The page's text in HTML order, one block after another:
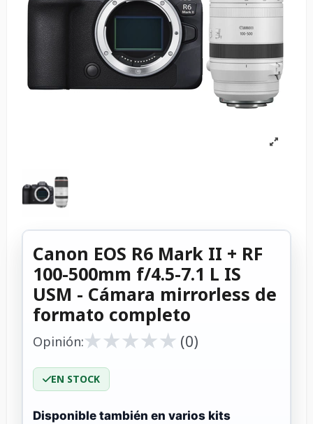
Canon EOS R6 Mark II + RF
100-500mm f/4.5-7.1 L IS
USM - Cámara mirrorless de
formato completo
Opinión:★
★★
★★
★★
★★
★ (0)
EN STOCK
Disponible también en varios kits